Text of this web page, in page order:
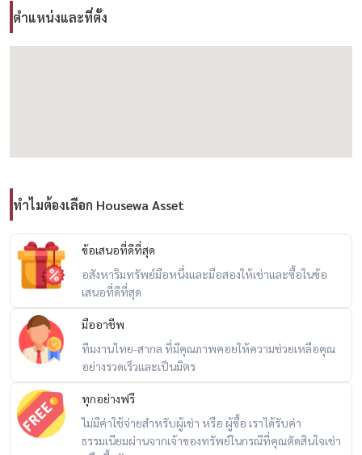
✅ ห่างทะเลเพียง 5 นาที
✅ สัญญารัดกุม เป็นธรรม จัดทำโดยสำนักงานกฎหมาย
Website: www.housewathailand.com
---
บูโร#ลงทุนอสังหาริมทรัพย์#คอนโดใกล้ทะเล#ThePeakTower#เขาพระ
ตำหนัก#HousewaThailand#อสังหาริมทรัพย์พัทยา#คอนโดมือ
หนึ่ง#คอนโดผ่อนตรง#ไม่เช็คเครดิตบูโร#ลงทุนพัทยา
Announcement of direct installment to the owner
THE PEAK TOWER Khao Phra Tamnak
ตำแหน่งและที่ตั้ง
ทำไมต้องเลือก Housewa Asset
ข้อเสนอที่ดีที่สุด
อสังหาริมทรัพย์มือหนึ่งและมือสองให้เช่าและซื้อในข้อ
เสนอที่ดีที่สุด
มืออาชีพ
ทีมงานไทย-สากล ที่มีคุณภาพคอยให้ความช่วยเหลือคุณ
อย่างรวดเร็วและเป็นมิตร
ทุกอย่างฟรี
ไม่มีค่าใช้จ่ายสำหรับผู้เช่า หรือ ผู้ซื้อ เราได้รับค่า
ธรรมเนียมผ่านจากเจ้าของทรัพย์ในกรณีที่คุณตัดสินใจเช่า